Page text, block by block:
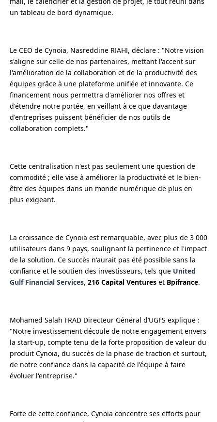
un tableau de bord dynamique.
Le CEO de Cynoia, Nasreddine RIAHI, déclare : "Notre vision
s'aligne sur celle de nos partenaires, mettant l'accent sur
l'amélioration de la collaboration et de la productivité des
équipes grâce à une plateforme unifiée et innovante. Ce
financement nous permettra d'améliorer nos offres et
d'étendre notre portée, en veillant à ce que davantage
d'entreprises puissent bénéficier de nos outils de
collaboration complets."
Cette centralisation n'est pas seulement une question de
commodité ; elle vise à améliorer la productivité et le bien-
être des équipes dans un monde numérique de plus en
plus exigeant.
La croissance de Cynoia est remarquable, avec plus de 3 000
utilisateurs dans 9 pays, soulignant la pertinence et l'impact
de la solution. Ce succès n'aurait pas été possible sans la
confiance et le soutien des investisseurs, tels que United
Gulf Financial Services, 216 Capital Ventures et Bpifrance.
Mohamed Salah FRAD Directeur Général d’UGFS explique :
"Notre investissement découle de notre engagement envers
la start-up, compte tenu de la forte proposition de valeur du
produit Cynoia, du succès de la phase de traction et surtout,
de notre confiance dans la capacité de l'équipe à faire
évoluer l'entreprise."
Forte de cette confiance, Cynoia concentre ses efforts pour